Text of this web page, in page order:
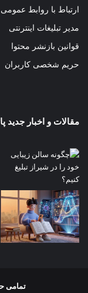
ارتباط با روابط عمومی
مدیر تبلیغات اینترنتی
قوانین بازنشر محتوا
حریم شخصی کاربران
مقالات و اخبار جدید
تمامی